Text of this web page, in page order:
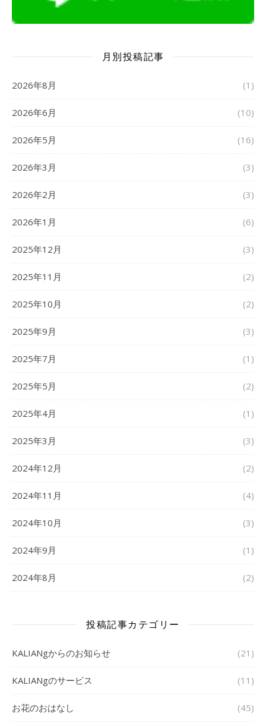
月別投稿記事
2026年8月 (1)
2026年6月 (10)
2026年5月 (16)
2026年3月 (3)
2026年2月 (3)
2026年1月 (6)
2025年12月 (3)
2025年11月 (2)
2025年10月 (2)
2025年9月 (3)
2025年7月 (1)
2025年5月 (2)
2025年4月 (1)
2025年3月 (3)
2024年12月 (2)
2024年11月 (4)
2024年10月 (3)
2024年9月 (1)
2024年8月 (2)
投稿記事カテゴリー
KALIANgからのお知らせ (21)
KALIANgのサービス (11)
お花のおはなし (45)